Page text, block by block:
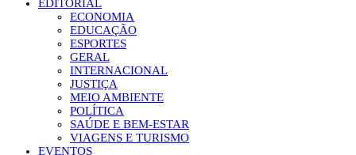
EDITORIAL
ECONOMIA
EDUCAÇÃO
ESPORTES
GERAL
INTERNACIONAL
JUSTIÇA
MEIO AMBIENTE
POLÍTICA
SAÚDE E BEM-ESTAR
VIAGENS E TURISMO
EVENTOS